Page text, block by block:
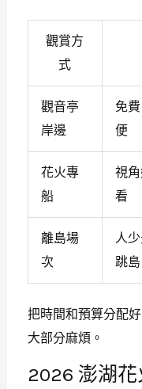
觀賞方
式
觀音亭
岸邊
免
便
花火專
船
視
看
離島場
次
人
跳島
把時間和預算分配
大部分麻煩。
2026 澎湖